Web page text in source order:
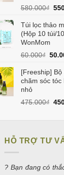
580.000₫ Giá
là:
Túi lọc thảo
(Hộp 10 túi/
WonMom
60.000₫ Giá
là:
[Freeship] Bộ
chăm sóc tóc
nhỏ
475.000₫ Giá
HỖ TRỢ TƯ
? Bạn đang có